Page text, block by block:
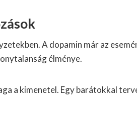
A dopamin már az
élménye.
a kimenetel. Egy barátokkal